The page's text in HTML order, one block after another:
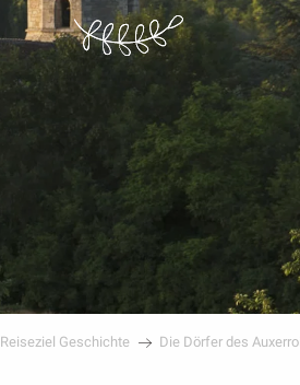
Reiseziel Geschichte Die Dörfer des